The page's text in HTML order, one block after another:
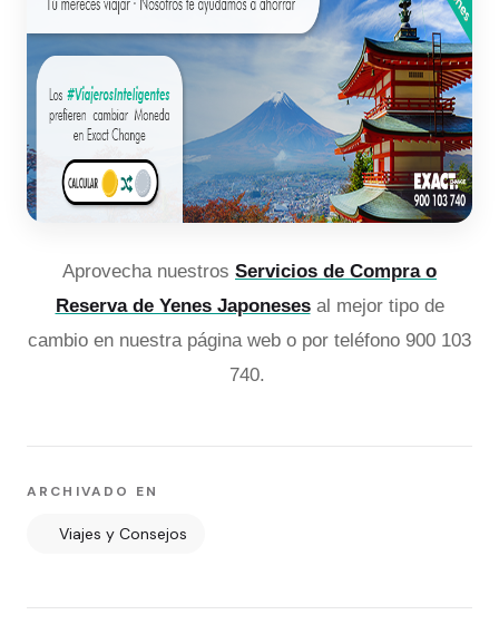
Aprovecha nuestros Servicios de Compra o
Reserva de Yenes Japonesesal mejor tipo de
cambio en nuestra página web o por teléfono 900 103
740.
ARCHIVADO EN
Viajes y Consejos